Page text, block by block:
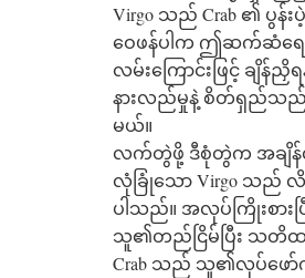
Virgo သည် Crab ၏ ပွန်
ဝေဖန်ပါက ဤဆက်ဆံရေး
လမ်းကြောင်းဖြင့် ခ
နားလည်မှုနဲ့ စိတ်ရှည်သ
မယ်။
လက်တွဲဖို့ ဒီစုံတွဲက အချိန်လို
လုံခြုံသော Virgo သည်
ပါသည်။ အလုပ်ကြိုးစာ
သူ၏တည်ငြိမ်ပြီး သတိထာ
Crab သည် သူ၏လုပ်ဖော်